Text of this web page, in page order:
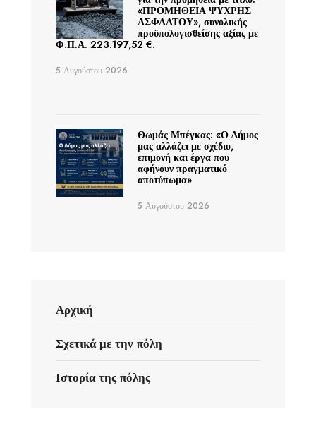
«ΠΡΟΜΗΘΕΙΑ ΨΥΧΡΗΣ
ΑΣΦΑΛΤΟΥ», συνολικής
προϋπολογισθείσης αξίας με
Φ.Π.Α. 223.197,52 €.
5 Αυγούστου 2026
Θωμάς Μπέγκας: «Ο Δήμος
μας αλλάζει με σχέδιο,
επιμονή και έργα που
αφήνουν πραγματικό
αποτύπωμα»
5 Αυγούστου 2026
Αρχική
Σχετικά με την πόλη
Ιστορία της πόλης